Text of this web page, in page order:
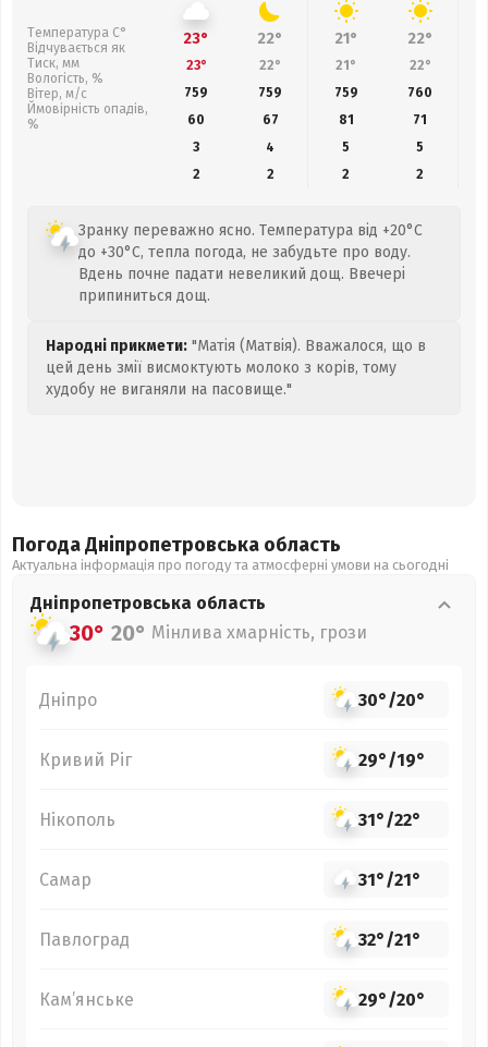
Температура С°
Відчувається як
Тиск, мм
Вологість, %
Вітер, м/с
Ймовірність опадів,
%
23° 22° 21° 22°
23° 22° 21° 22°
759
759 759 760
60
67 81 71
3
4 5
5
2
2 2 2
Зранку переважно ясно. Температура від +20°C
до +30°C, тепла погода, не забудьте про воду.
Вдень почне падати невеликий дощ. Ввечері
припиниться дощ.
Народні прикмети: "Матія (Матвія). Вважалося, що в
цей день змії висмоктують молоко з корів, тому
худобу не виганяли на пасовище."
Погода Дніпропетровська область
Актуальна інформація про погоду та атмосферні умови на сьогодні
Дніпропетровська область
30° 20° Мінлива хмарність, грози
Дніпро 30°/20°
Кривий Ріг 29°/19°
Нікополь 31°/22°
Самар 31°/21°
Павлоград 32°/21°
Кам’янське 29°/20°